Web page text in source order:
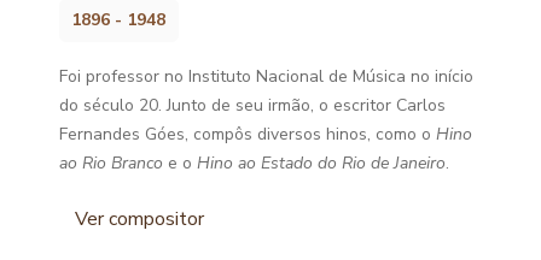
1896 - 1948
Foi professor no Instituto Nacional de Música no início
do século 20. Junto de seu irmão, o escritor Carlos
Fernandes Góes, compôs diversos hinos, como oHino
ao Rio Branco e oHino ao Estado do Rio de Janeiro.
Ver compositor